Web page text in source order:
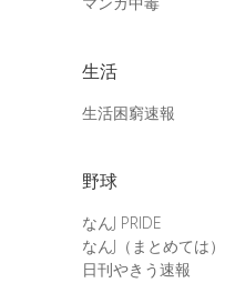
生活
生活困窮速報
野球
なんJ PRIDE
なんJ（まとめては
日刊やきう速報